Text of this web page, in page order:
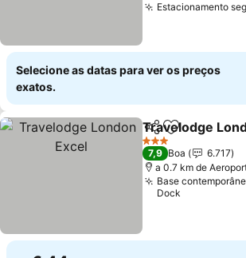
Estacionamento
Selecione as datas para ver os preços
exatos.
PartilharAdicionar
Travelodge
3 Estrelas
7,9 Boa
6.717
a 0.7 km de
Base
Dock